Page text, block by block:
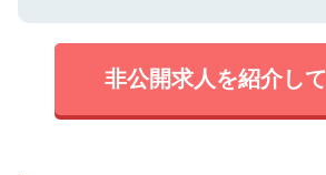
非公開求人を紹介し